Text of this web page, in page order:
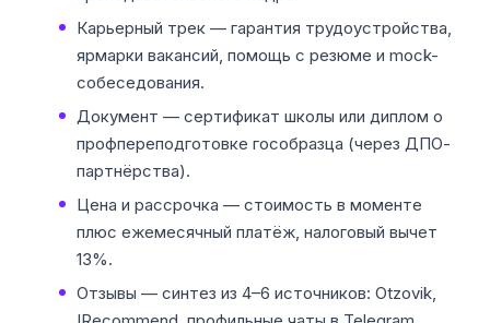
Карьерный трек — гарантия трудоустройства,
ярмарки вакансий, помощь с резюме и mock-
собеседования.
Документ — сертификат школы или диплом о
профпереподготовке гособразца (через ДПО-
партнёрства).
Цена и рассрочка — стоимость в моменте
плюс ежемесячный платёж, налоговый вычет
13%.
Отзывы — синтез из 4–6 источников: Otzovik,